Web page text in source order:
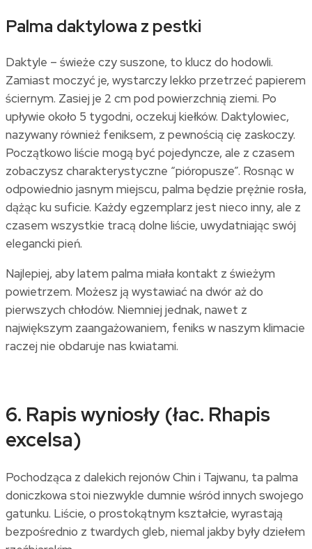
Palma daktylowa z pestki
Daktyle – świeże czy suszone, to klucz do hodowli.
Zamiast moczyć je, wystarczy lekko przetrzeć papierem
ściernym. Zasiej je 2 cm pod powierzchnią ziemi. Po
upływie około 5 tygodni, oczekuj kiełków. Daktylowiec,
nazywany również feniksem, z pewnością cię zaskoczy.
Początkowo liście mogą być pojedyncze, ale z czasem
zobaczysz charakterystyczne “pióropusze”. Rosnąc w
odpowiednio jasnym miejscu, palma będzie prężnie rosła,
dążąc ku suficie. Każdy egzemplarz jest nieco inny, ale z
czasem wszystkie tracą dolne liście, uwydatniając swój
elegancki pień.
Najlepiej, aby latem palma miała kontakt z świeżym
powietrzem. Możesz ją wystawiać na dwór aż do
pierwszych chłodów. Niemniej jednak, nawet z
największym zaangażowaniem, feniks w naszym klimacie
raczej nie obdaruje nas kwiatami.
6. Rapis wyniosły (łac. Rhapis
excelsa)
Pochodząca z dalekich rejonów Chin i Tajwanu, ta palma
doniczkowa stoi niezwykle dumnie wśród innych swojego
gatunku. Liście, o prostokątnym kształcie, wyrastają
bezpośrednio z twardych gleb, niemal jakby były dziełem